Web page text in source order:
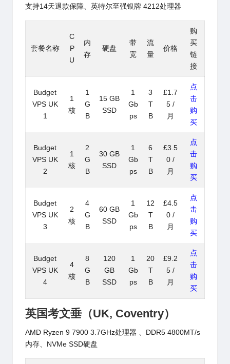
支持14天退款保障、 英特尔至强银牌 4212处理器
套餐名称
C
P
U
内
存
硬盘
带
宽
流
量
价格
购
买
链
接
Budget
VPS UK
1
1
核
1
G
B
15 GB
SSD
1
Gb
ps
3
T
B
£1.7
5 /
月
点
击
购
买
Budget
VPS UK
2
1
核
2
G
B
30 GB
SSD
1
Gb
ps
6
T
B
£3.5
0 /
月
点
击
购
买
Budget
VPS UK
3
2
核
4
G
B
60 GB
SSD
1
Gb
ps
12
T
B
£4.5
0 /
月
点
击
购
买
Budget
VPS UK
4
4
核
8
G
B
120
GB
SSD
1
Gb
ps
20
T
B
£9.2
5 /
月
点
击
购
买
英国考文垂（UK, Coventry）
AMD Ryzen 9 7900 3.7GHz处理器 、DDR5 4800MT/s
内存、NVMe SSD硬盘